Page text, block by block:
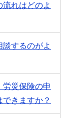
れはどのよ
するのがよ
労災保険の申
きますか？